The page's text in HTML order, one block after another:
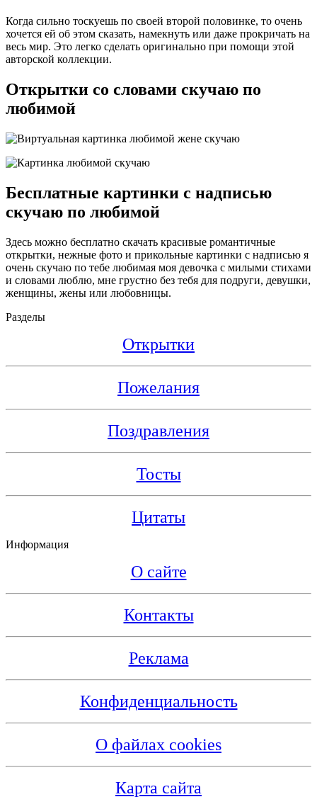
Когда сильно тоскуешь по своей второй половинке, то очень
хочется ей об этом сказать, намекнуть или даже прокричать на
весь мир. Это легко сделать оригинально при помощи этой
авторской коллекции.
Открытки со словами скучаю по
любимой
Бесплатные картинки с надписью
скучаю по любимой
Здесь можно бесплатно скачать красивые романтичные
открытки, нежные фото и прикольные картинки с надписью я
очень скучаю по тебе любимая моя девочка с милыми стихами
и словами люблю, мне грустно без тебя для подруги, девушки,
женщины, жены или любовницы.
Разделы
Открытки
Пожелания
Поздравления
Тосты
Цитаты
Информация
О сайте
Контакты
Реклама
Конфиденциальность
О файлах cookies
Карта сайта